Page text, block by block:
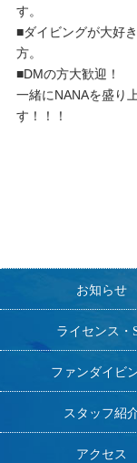
す。
■ダイビングが大好
方。
■DMの方大歓迎！
一緒にNANAを盛り
す！！！
お知らせ
ライセンス・
ファンダイビ
スタッフ紹
アクセス